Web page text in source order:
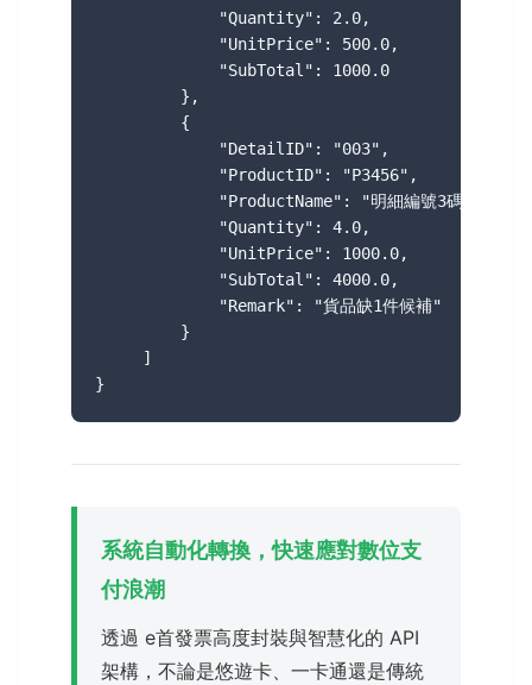
             "Quantity": 2.0,
             "UnitPrice": 500.0,
             "SubTotal": 1000.0
         },
         {
             "DetailID": "003",
             "ProductID": "P3456",
             "ProductName": "明細編號3碼",
             "Quantity": 4.0,
             "UnitPrice": 1000.0,
             "SubTotal": 4000.0,
             "Remark": "貨品缺1件候補"
         }
     ]
}
系統自動化轉換，快速應對數位支
付浪潮
透過 e首發票高度封裝與智慧化的 API
架構，不論是悠遊卡、一卡通還是傳統